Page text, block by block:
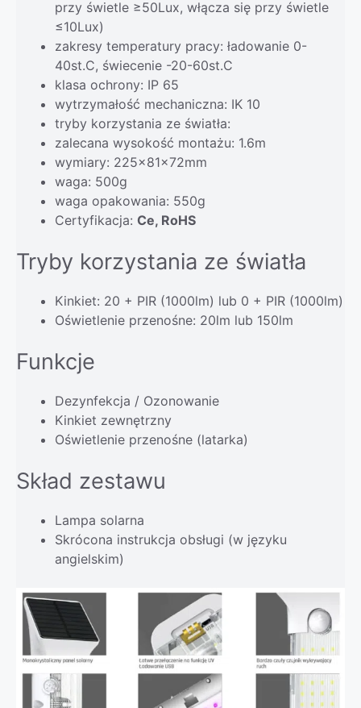
przy świetle ≥50Lux, włącza się przy świetle
≤10Lux)
zakresy temperatury pracy: ładowanie 0-
40st.C, świecenie -20-60st.C
klasa ochrony: IP 65
wytrzymałość mechaniczna: IK 10
tryby korzystania ze światła:
zalecana wysokość montażu: 1.6m
wymiary: 225x81x72mm
waga: 500g
waga opakowania: 550g
Certyfikacja: Ce, RoHS
Tryby korzystania ze światła
Kinkiet: 20 + PIR (1000lm) lub 0 + PIR (1000lm)
Oświetlenie przenośne: 20lm lub 150lm
Funkcje
Dezynfekcja / Ozonowanie
Kinkiet zewnętrzny
Oświetlenie przenośne (latarka)
Skład zestawu
Lampa solarna
Skrócona instrukcja obsługi (w języku
angielskim)